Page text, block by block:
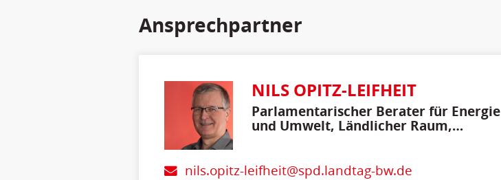
Ansprechpartner
NILS OPITZ-LEIFHEIT
Parlamentarischer Berater für Energie
und Umwelt, Ländlicher Raum,
nils.opitz-leifheit@spd.landtag-bw.de